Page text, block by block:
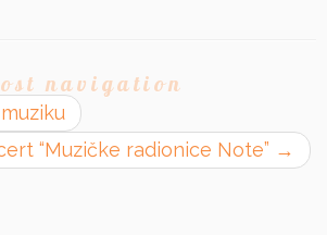
navigation
“Muzičke radionice Note” →